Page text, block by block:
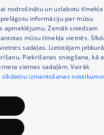
LATVIAN
RUSSIAN
ENGLISH
nodrošinātu un uzlabotu tīmekļa
informāciju par mūsu
Zemāk sniedzam
mūsu tīmekļa vietnēs.
sadaļas. Lietotājam
Piekrišanas sniegšana, kā
vietnes sadaļām. Vairāk
sīkdatņu izmantošanas